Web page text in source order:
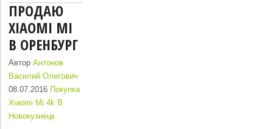
ПРОДАЮ
XIAOMI MI
В ОРЕНБУРГ
АвторАнтонов
Василий Олегович
08.07.2016 Покупка
Xiaomi Mi 4k В
Новокузнецк